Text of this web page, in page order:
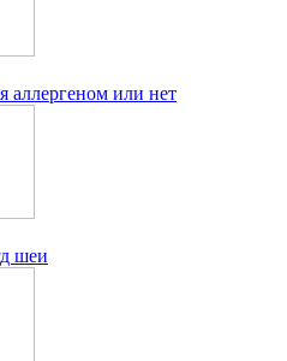
аллергеном или нет
шеи